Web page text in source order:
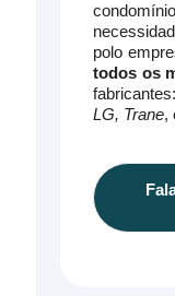
polo
todos os
fabricantes:
LG, Trane,